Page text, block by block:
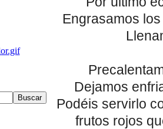
Engrasamos
Dejamos
Podéis servirlo
frutos rojos